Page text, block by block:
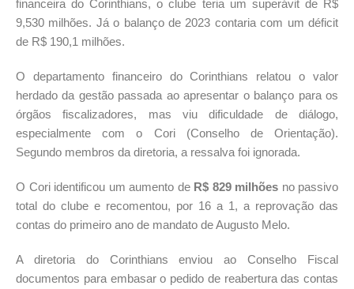
financeira do Corinthians, o clube teria um superávit de R$
9,530 milhões. Já o balanço de 2023 contaria com um déficit
de R$ 190,1 milhões.
O departamento financeiro do Corinthians relatou o valor
herdado da gestão passada ao apresentar o balanço para os
órgãos fiscalizadores, mas viu dificuldade de diálogo,
especialmente com o Cori (Conselho de Orientação).
Segundo membros da diretoria, a ressalva foi ignorada.
O Cori identificou um aumento de R$ 829 milhões no passivo
total do clube e recomentou, por 16 a 1, a reprovação das
contas do primeiro ano de mandato de Augusto Melo.
A diretoria do Corinthians enviou ao Conselho Fiscal
documentos para embasar o pedido de reabertura das contas